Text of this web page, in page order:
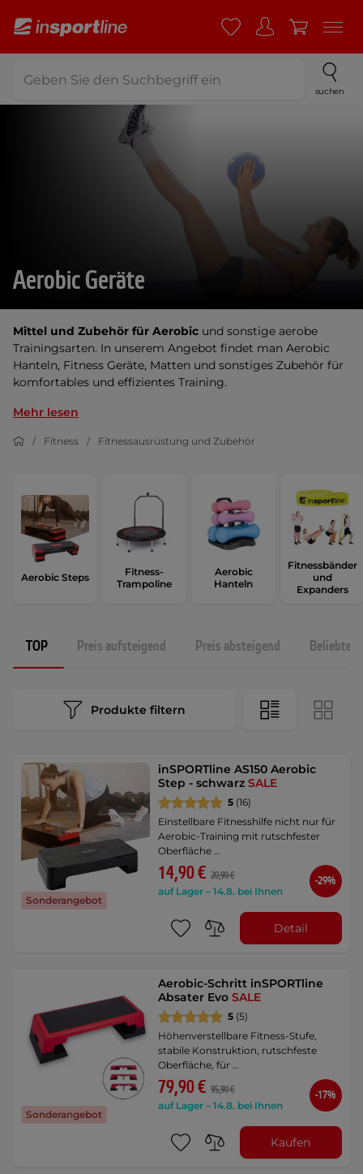
suchen
Aerobic Geräte
Mittel und Zubehör für Aerobic und sonstige aerobe
Trainingsarten. In unserem Angebot findet man Aerobic
Hanteln, Fitness Geräte, Matten und sonstiges Zubehör für
komfortables und effizientes Training.
Mehr lesen
Fitness Fitnessausrüstung und Zubehör
Aerobic Steps
Fitness-
Trampoline
Aerobic
Hanteln
Fitnessbänder
und
Expanders
TOP Preis aufsteigend Preis absteigend
Produkte filtern
Sonderangebot
inSPORTline AS150 Aerobic
Step - schwarzSALE
5 (16)
Einstellbare Fitnesshilfe nicht nur für
Aerobic-Training mit rutschfester
Oberfläche …
14,90 € 20,90 €
auf Lager – 14.8. bei Ihnen
-29%
Detail
Sonderangebot
Aerobic-Schritt inSPORTline
Absater EvoSALE
5 (5)
Höhenverstellbare Fitness-Stufe,
stabile Konstruktion, rutschfeste
Oberfläche, für …
79,90 € 95,90 €
auf Lager – 14.8. bei Ihnen
-17%
Kaufen